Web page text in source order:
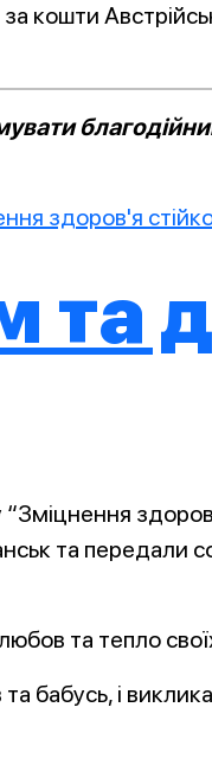
кошти
здоров'я
та передали
та тепло
і